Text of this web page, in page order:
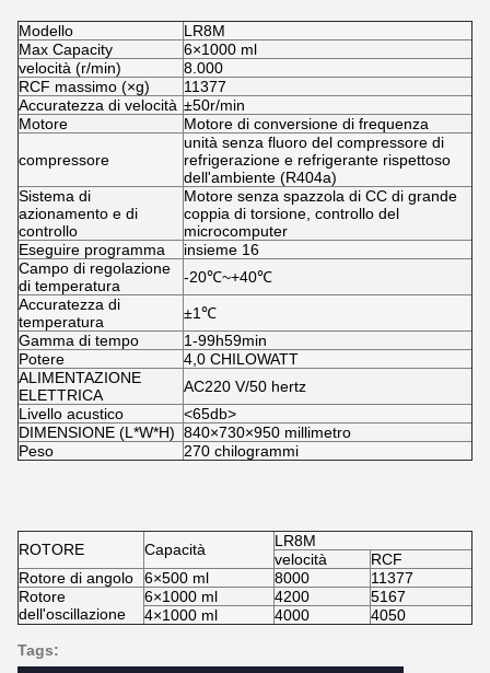
Modello
LR8M
Max Capacity
6×1000 ml
velocità (r/min)
8.000
RCF massimo (×g)
11377
Accuratezza di velocità ±50r/min
Motore
Motore di conversione di frequenza
compressore
unità senza fluoro del compressore di
refrigerazione e refrigerante rispettoso
dell'ambiente (R404a)
Sistema di
azionamento e di
controllo
Motore senza spazzola di CC di grande
coppia di torsione, controllo del
microcomputer
Eseguire programma
insieme 16
Campo di regolazione
di temperatura
-20℃~+40℃
Accuratezza di
temperatura
±1℃
Gamma di tempo
1-99h59min
Potere
4,0 CHILOWATT
ALIMENTAZIONE
ELETTRICA
AC220 V/50 hertz
Livello acustico
<65db>
DIMENSIONE (L*W*H) 840×730×950 millimetro
Peso
270 chilogrammi
ROTORE Capacità
LR8M
velocità
RCF
Rotore di angolo
6×500 ml 8000
11377
Rotore
dell'oscillazione
6×1000 ml 4200
5167
4×1000 ml
4000
4050
Tags: